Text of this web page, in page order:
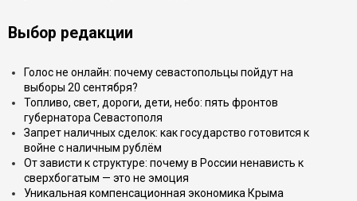
Выбор редакции
Голос не онлайн: почему севастопольцы пойдут на
выборы 20 сентября?
Топливо, свет, дороги, дети, небо: пять фронтов
губернатора Севастополя
Запрет наличных сделок: как государство готовится к
войне с наличным рублём
От зависти к структуре: почему в России ненависть к
сверхбогатым — это не эмоция
Уникальная компенсационная экономика Крыма